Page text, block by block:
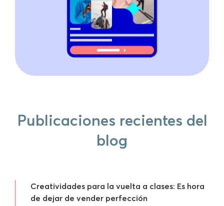
Publicaciones recientes del
blog
Creatividades para la vuelta a clases: Es hora
de dejar de vender perfección